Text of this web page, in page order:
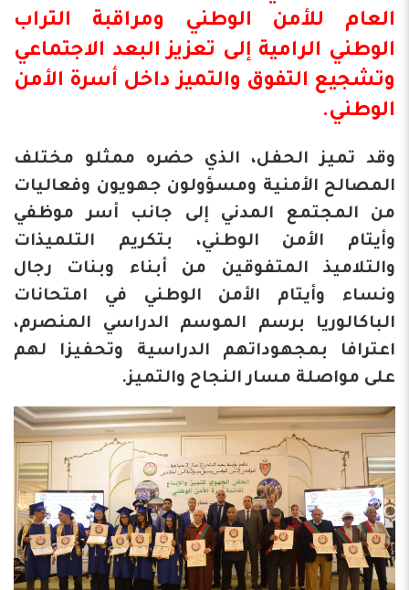
العام للأمن الوطني ومراقبة التراب
الوطني الرامية إلى تعزيز البعد الاجتماعي
وتشجيع التفوق والتميز داخل أسرة الأمن
الوطني.
وقد تميز الحفل، الذي حضره ممثلو مختلف
المصالح الأمنية ومسؤولون جهويون وفعاليات
من المجتمع المدني إلى جانب أسر موظفي
وأيتام الأمن الوطني، بتكريم التلميذات
والتلاميذ المتفوقين من أبناء وبنات رجال
ونساء وأيتام الأمن الوطني في امتحانات
الباكالوريا برسم الموسم الدراسي المنصرم،
اعترافا بمجهوداتهم الدراسية وتحفيزا لهم
على مواصلة مسار النجاح والتميز.